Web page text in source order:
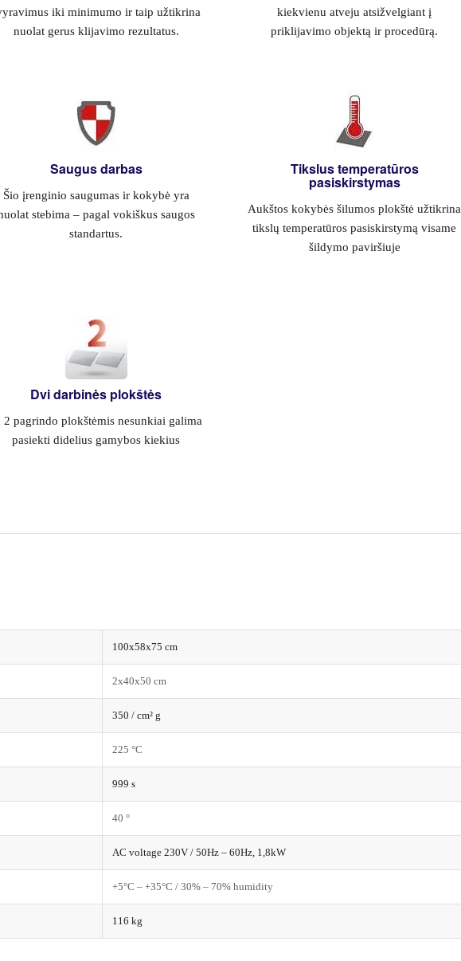
iki minimumo ir taip užtikrina
nuolat gerus klijavimo rezultatus.
kiekvienu atveju atsižvelgiant į
priklijavimo objektą ir procedūrą.
Saugus darbas
Šio įrenginio saugumas ir kokybė yra
stebima – pagal vokiškus saugos
standartus.
Tikslus temperatūros
pasiskirstymas
Aukštos kokybės šilumos plokštė užtikrina
tikslų temperatūros pasiskirstymą visame
šildymo paviršiuje
Dvi darbinės plokštės
2 pagrindo plokštėmis nesunkiai galima
pasiekti didelius gamybos kiekius
100x58x75 cm
2x40x50 cm
350 / cm² g
225 °C
999 s
40 °
AC voltage 230V / 50Hz – 60Hz, 1,8kW
+5°C – +35°C / 30% – 70% humidity
116 kg